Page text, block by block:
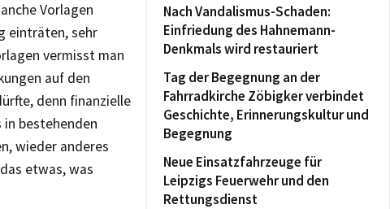
Vorlagen
einträten, sehr
vermisst man
auf den
denn finanzielle
in bestehenden
wieder anderes
etwas, was
Nach Vandalismus-Schaden:
Einfriedung des Hahnemann-
Denkmals wird restauriert
Tag der Begegnung an der
Fahrradkirche Zöbigker verbindet
Geschichte, Erinnerungskultur und
Begegnung
Neue Einsatzfahrzeuge für
Leipzigs Feuerwehr und den
Rettungsdienst